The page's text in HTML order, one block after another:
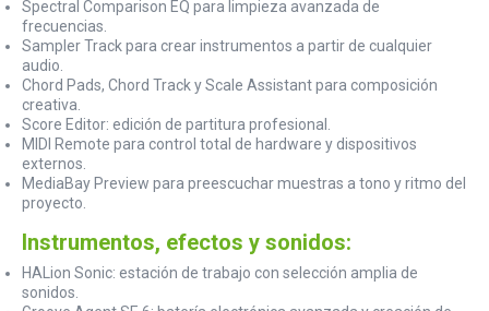
Spectral Comparison EQ para limpieza avanzada de
frecuencias.
Sampler Track para crear instrumentos a partir de cualquier
audio.
Chord Pads, Chord Track y Scale Assistant para composición
creativa.
Score Editor: edición de partitura profesional.
MIDI Remote para control total de hardware y dispositivos
externos.
MediaBay Preview para preescuchar muestras a tono y ritmo del
proyecto.
Instrumentos, efectos y sonidos:
HALion Sonic: estación de trabajo con selección amplia de
sonidos.